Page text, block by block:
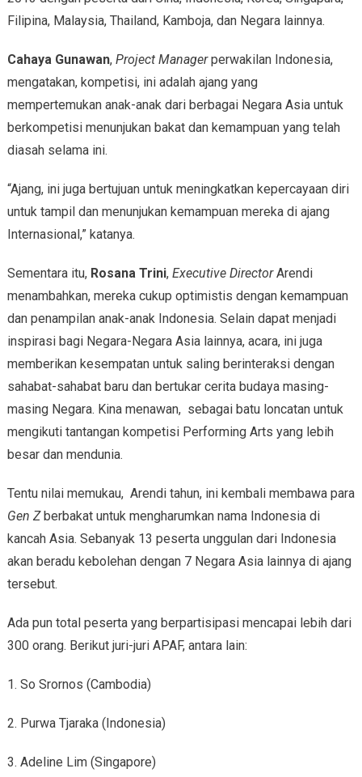
Filipina, Malaysia, Thailand, Kamboja, dan Negara lainnya.
Cahaya Gunawan, Project Managerperwakilan Indonesia,
mengatakan, kompetisi, ini adalah ajang yang
mempertemukan anak-anak dari berbagai Negara Asia untuk
berkompetisi menunjukan bakat dan kemampuan yang telah
diasah selama ini.
“Ajang, ini juga bertujuan untuk meningkatkan kepercayaan diri
untuk tampil dan menunjukan kemampuan mereka di ajang
Internasional,” katanya.
Sementara itu, Rosana Trini, Executive DirectorArendi
menambahkan, mereka cukup optimistis dengan kemampuan
dan penampilan anak-anak Indonesia. Selain dapat menjadi
inspirasi bagi Negara-Negara Asia lainnya, acara, ini juga
memberikan kesempatan untuk saling berinteraksi dengan
sahabat-sahabat baru dan bertukar cerita budaya masing-
masing Negara. Kina menawan, sebagai batu loncatan untuk
mengikuti tantangan kompetisi Performing Arts yang lebih
besar dan mendunia.
Tentu nilai memukau, Arendi tahun, ini kembali membawa para
Gen Zberbakat untuk mengharumkan nama Indonesia di
kancah Asia. Sebanyak 13 peserta unggulan dari Indonesia
akan beradu kebolehan dengan 7 Negara Asia lainnya di ajang
tersebut.
Ada pun total peserta yang berpartisipasi mencapai lebih dari
300 orang. Berikut juri-juri APAF, antara lain:
1. So Srornos (Cambodia)
2. Purwa Tjaraka (Indonesia)
3. Adeline Lim (Singapore)